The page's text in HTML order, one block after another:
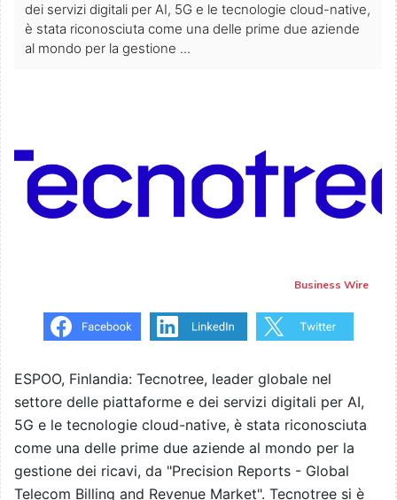
dei servizi digitali per AI, 5G e le tecnologie cloud-native,
è stata riconosciuta come una delle prime due aziende
al mondo per la gestione ...
Business Wire
ESPOO, Finlandia: Tecnotree, leader globale nel
settore delle piattaforme e dei servizi digitali per AI,
5G e le tecnologie cloud-native, è stata riconosciuta
come una delle prime due aziende al mondo per la
gestione dei ricavi, da "Precision Reports - Global
Telecom Billing and Revenue Market". Tecnotree si è